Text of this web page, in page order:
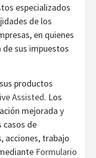
especializados
de los
en quienes
sus impuestos
productos
Assisted. Los
mejorada y
casos de
, acciones, trabajo
Formulario